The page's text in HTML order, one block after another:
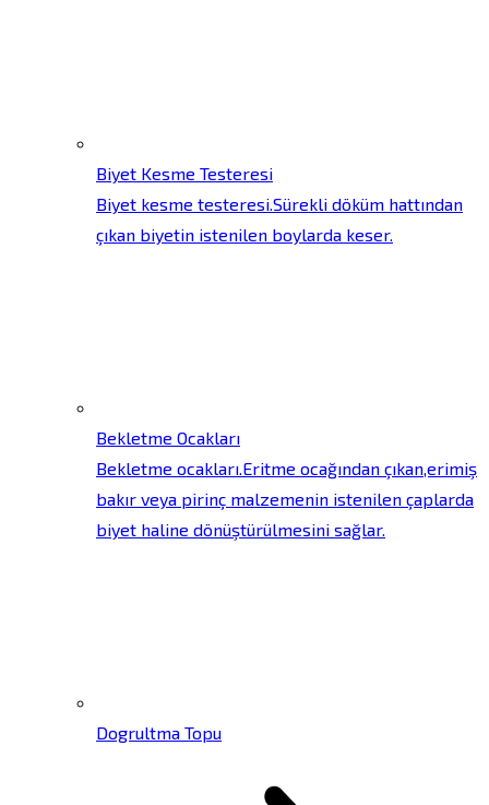
Biyet Kesme Testeresi
Biyet kesme testeresi.Sürekli döküm hattından
çıkan biyetin istenilen boylarda keser.
Bekletme Ocakları
Bekletme ocakları.Eritme ocağından çıkan,erimiş
bakır veya pirinç malzemenin istenilen çaplarda
biyet haline dönüştürülmesini sağlar.
Dogrultma Topu